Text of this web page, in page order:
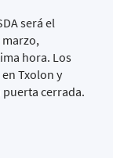
será el
hora. Los
Txolon y
puerta cerrada.